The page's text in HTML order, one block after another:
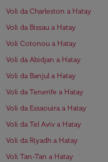
Voli da Charleston a Hatay
Voli da Bissau a Hatay
Voli Cotonou a Hatay
Voli da Abidjan a Hatay
Voli da Banjul a Hatay
Voli da Tenerife a Hatay
Voli da Essaouira a Hatay
Voli da Tel Aviv a Hatay
Voli da Riyadh a Hatay
Voli Tan-Tan a Hatay